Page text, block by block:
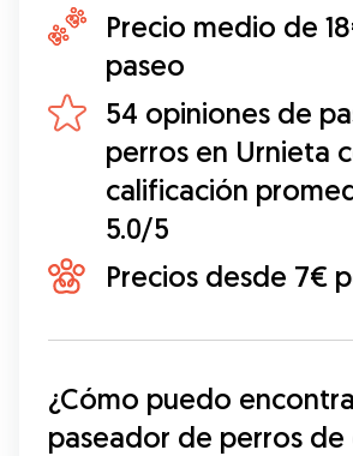
Precio medio de
paseo
54 opiniones de
perros en Urnieta
calificación
5.0/5
Precios desde 7€
¿Cómo puedo
paseador de perros de